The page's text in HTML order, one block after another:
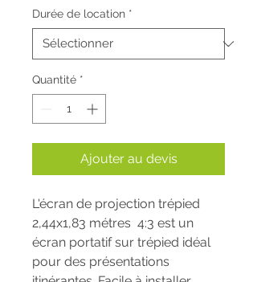
Durée de location *
Quantité *
Ajouter au devis
L'écran de projection trépied
2,44x1,83 métres 4:3 est un
écran portatif sur trépied idéal
pour des présentations